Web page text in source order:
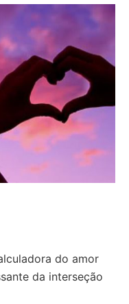
do amor
da interseção